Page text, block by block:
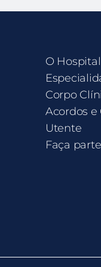
O Hospital
Corpo
Acordos e
Utente
Faça